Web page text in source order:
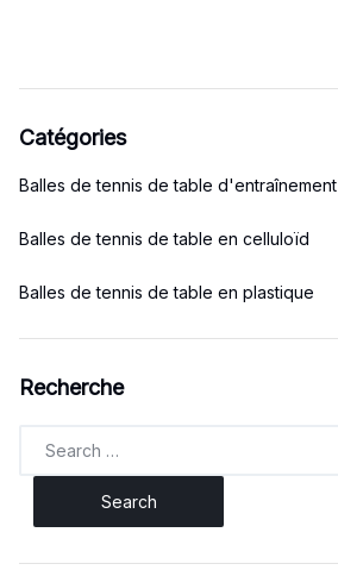
Catégories
Balles de tennis de table d'entraînement
Balles de tennis de table en celluloïd
Balles de tennis de table en plastique
Recherche
Search